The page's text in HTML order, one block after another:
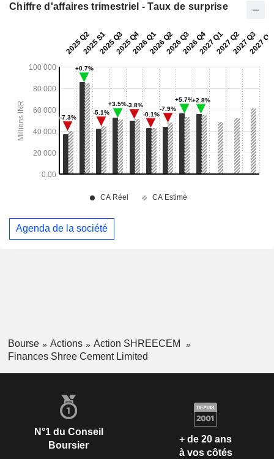
Chiffre d'affaires trimestriel - Taux de surprise
Agenda de la société
Bourse Actions
Action SHREECEM
Finances Shree Cement Limited
N°1 du Conseil
Boursier
+ de 20 ans
à vos côtés